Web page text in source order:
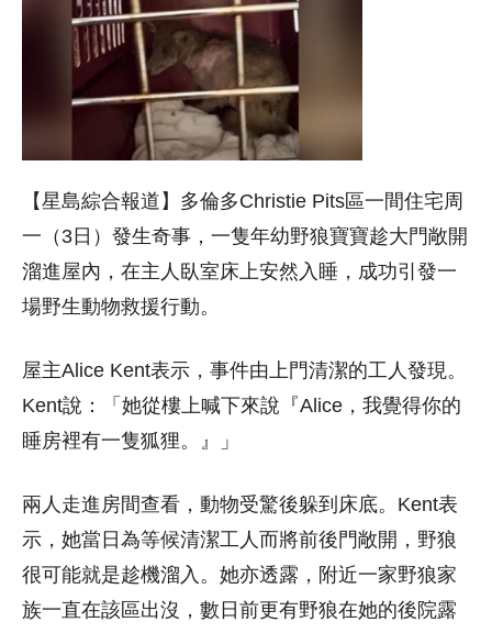
【星島綜合報道】多倫多Christie Pits區一間住宅周
一（3日）發生奇事，一隻年幼野狼寶寶趁大門敞開
溜進屋內，在主人臥室床上安然入睡，成功引發一
場野生動物救援行動。
屋主Alice Kent表示，事件由上門清潔的工人發現。
Kent說：「她從樓上喊下來說『Alice，我覺得你的
睡房裡有一隻狐狸。』」
兩人走進房間查看，動物受驚後躲到床底。Kent表
示，她當日為等候清潔工人而將前後門敞開，野狼
很可能就是趁機溜入。她亦透露，附近一家野狼家
族一直在該區出沒，數日前更有野狼在她的後院露